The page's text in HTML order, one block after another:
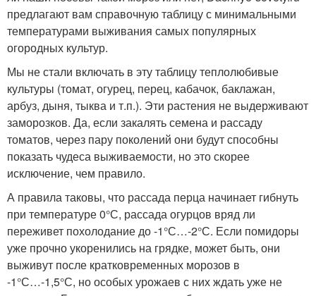
предлагают вам справочную таблицу с минимальными
температурами выживания самых популярных
огородных культур.
Мы не стали включать в эту таблицу теплолюбивые
культуры (томат, огурец, перец, кабачок, баклажан,
арбуз, дыня, тыква и т.п.). Эти растения не выдерживают
заморозков. Да, если закалять семена и рассаду
томатов, через пару поколений они будут способны
показать чудеса выживаемости, но это скорее
исключение, чем правило.
А правила таковы, что рассада перца начинает гибнуть
при температуре 0°С, рассада огурцов вряд ли
переживет похолодание до -1°С…-2°С. Если помидоры
уже прочно укоренились на грядке, может быть, они
выживут после кратковременных морозов в
-1°С…-1,5°С, но особых урожаев с них ждать уже не